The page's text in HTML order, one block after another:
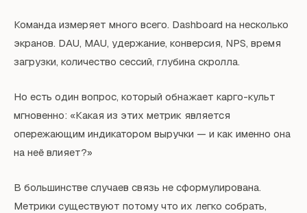
Команда измеряет много всего. Dashboard на несколько
экранов. DAU, MAU, удержание, конверсия, NPS, время
загрузки, количество сессий, глубина скролла.
Но есть один вопрос, который обнажает карго-культ
мгновенно: «Какая из этих метрик является
опережающим индикатором выручки — и как именно она
на неё влияет?»
В большинстве случаев связь не сформулирована.
Метрики существуют потому что их легко собрать,